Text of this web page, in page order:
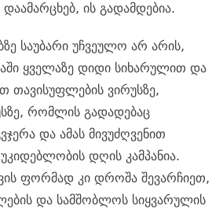
ის გადამდებია.
საუბარი უჩვეულო არ არის,
ყველაზე დიდი სიხარულით და
თავისუფლების ვირუსზე,
რომლის გადადებაც
და ამას მივუძღვენით
დღის კამპანია.
ფორმად კი დროშა შევარჩიეთ,
და სამშობლოს სიყვარულის